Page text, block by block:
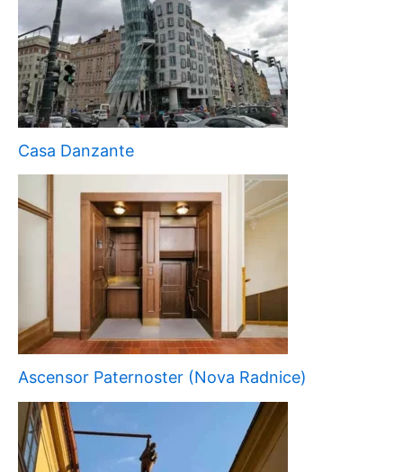
Casa Danzante
Ascensor Paternoster (Nova Radnice)